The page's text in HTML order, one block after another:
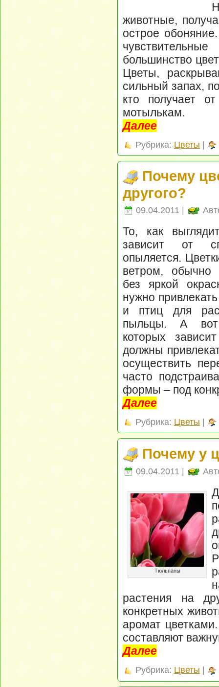
животные,
острое
большинство
Цветы,
сильный запах,
кто получает
мотылькам.
Далее
Рубрика: Цветы |
Почему
другого?
09.04.2011 |
То, как
зависит от
опыляется.
ветром, обычно
без яркой
нужно
и птиц для
пыльцы. А вот
которых
должны
осуществить
часто
формы – под
Далее
Рубрика: Цветы |
Почему у
09.04.2011 |
Тюльпаны
растения на
конкретных
аромат
составляют
Далее
Рубрика: Цветы